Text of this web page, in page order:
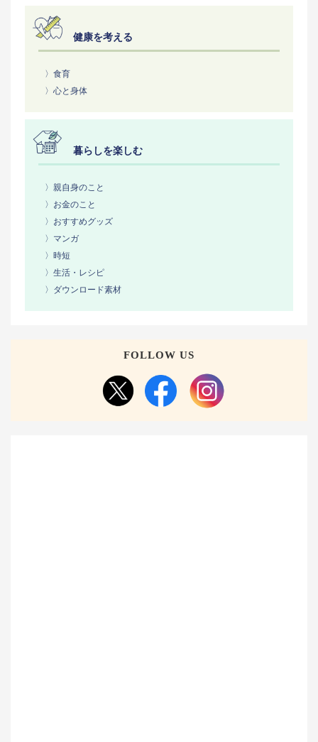
健康を考える
〉食育
〉心と身体
暮らしを楽しむ
〉親自身のこと
〉お金のこと
〉おすすめグッズ
〉マンガ
〉時短
〉生活・レシピ
〉ダウンロード素材
FOLLOW US